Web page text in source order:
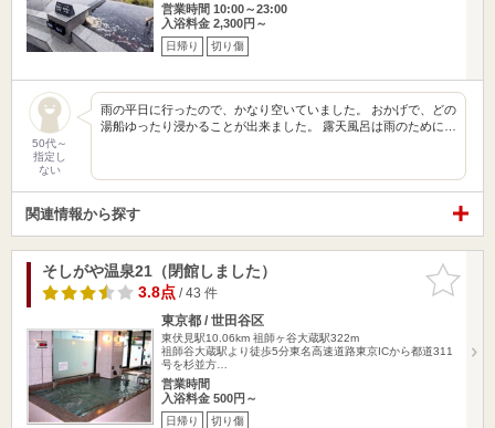
営業時間 10:00～23:00
入浴料金 2,300円～
日帰り 切り傷
50代～
指定し
ない
雨の平日に行ったので、かなり空いていました。 おかげで、どの
湯船ゆったり浸かることが出来ました。 露天風呂は雨のために…
関連情報から探す
お気に入
りに追加
そしがや温泉21（閉館しました）
3.8点/ 43 件
東京都 / 世田谷区
東伏見駅10.06km 祖師ヶ谷大蔵駅322m
祖師谷大蔵駅より徒歩5分東名高速道路東京ICから都道311
号を杉並方…
営業時間
入浴料金 500円～
日帰り 切り傷